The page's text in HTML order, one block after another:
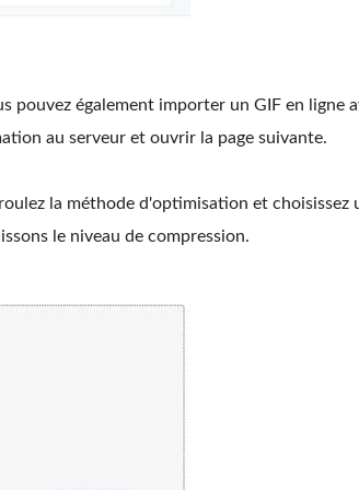
pouvez également importer un GIF en ligne
au serveur et ouvrir la page suivante.
la méthode d'optimisation et choisissez
le niveau de compression.